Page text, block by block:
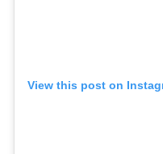
View this post on